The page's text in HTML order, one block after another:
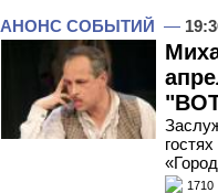
АНОНС СОБЫТИЙ —
1710